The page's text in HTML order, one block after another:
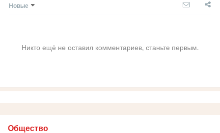
Новые
Никто ещё не оставил комментариев, станьте первым.
Общество